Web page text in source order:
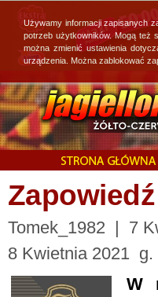
Tomek_1982 | 7
8 Kwietnia 2021 g.
W
Używamy informacji zapisanych
potrzeb użytkowników. Mogą też
można zmienić ustawienia
urządzenia. Można zablokować